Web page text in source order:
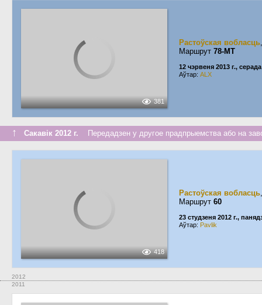
381
Растоўская вобласць
Маршрут 78-МТ
12 чэрвеня 2013 г., серада
Аўтар: ALX
↑ Сакавік 2012 г. Передадзен у другое прадпрыемства або на
418
Растоўская вобласць
Маршрут 60
23 студзеня 2012 г.,
Аўтар: Pavlik
2012
2011